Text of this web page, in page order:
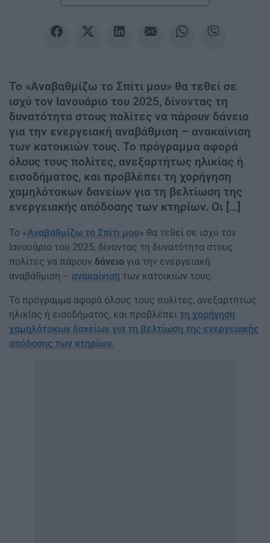
Το «Αναβαθμίζω το Σπίτι μου» θα τεθεί σε
ισχύ τον Ιανουάριο του 2025, δίνοντας τη
δυνατότητα στους πολίτες να πάρουν δάνειο
για την ενεργειακή αναβάθμιση – ανακαίνιση
των κατοικιών τους. Το πρόγραμμα αφορά
όλους τους πολίτες, ανεξαρτήτως ηλικίας ή
εισοδήματος, και προβλέπει τη χορήγηση
χαμηλότοκων δανείων για τη βελτίωση της
ενεργειακής απόδοσης των κτηρίων. Οι […]
Το «Αναβαθμίζω το Σπίτι μου» θα τεθεί σε ισχύ τον
Ιανουάριο του 2025, δίνοντας τη δυνατότητα στους
πολίτες να πάρουν δάνειο για την ενεργειακή
αναβάθμιση – ανακαίνιση των κατοικιών τους.
Το πρόγραμμα αφορά όλους τους πολίτες, ανεξαρτήτως
ηλικίας ή εισοδήματος, και προβλέπει τη χορήγηση
χαμηλότοκων δανείων για τη βελτίωση της ενεργειακής
απόδοσης των κτηρίων.